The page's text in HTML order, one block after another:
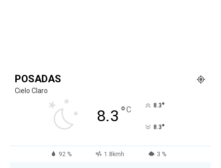
POSADAS
Cielo Claro
8.3 °C 8.3°
8.3°
92 % 1.8kmh 3 %